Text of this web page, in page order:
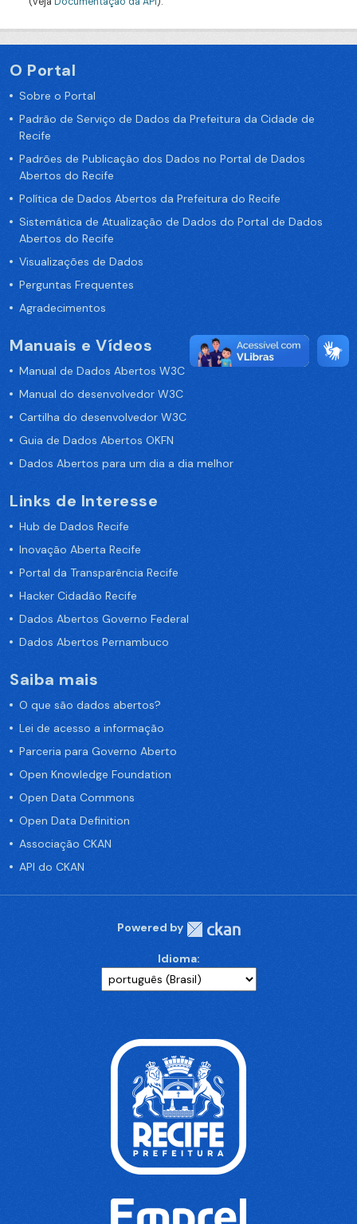
O Portal
Sobre o Portal
Padrão de Serviço de Dados da Prefeitura da Cidade de
Recife
Padrões de Publicação dos Dados no Portal de Dados
Abertos do Recife
Política de Dados Abertos da Prefeitura do Recife
Sistemática de Atualização de Dados do Portal de Dados
Abertos do Recife
Visualizações de Dados
Perguntas Frequentes
Agradecimentos
Manuais e Vídeos
Manual de Dados Abertos W3C
Manual do desenvolvedor W3C
Cartilha do desenvolvedor W3C
Guia de Dados Abertos OKFN
Dados Abertos para um dia a dia melhor
Links de Interesse
Hub de Dados Recife
Inovação Aberta Recife
Portal da Transparência Recife
Hacker Cidadão Recife
Dados Abertos Governo Federal
Dados Abertos Pernambuco
Saiba mais
O que são dados abertos?
Lei de acesso a informação
Parceria para Governo Aberto
Open Knowledge Foundation
Open Data Commons
Open Data Definition
Associação CKAN
API do CKAN
Powered by
Idioma